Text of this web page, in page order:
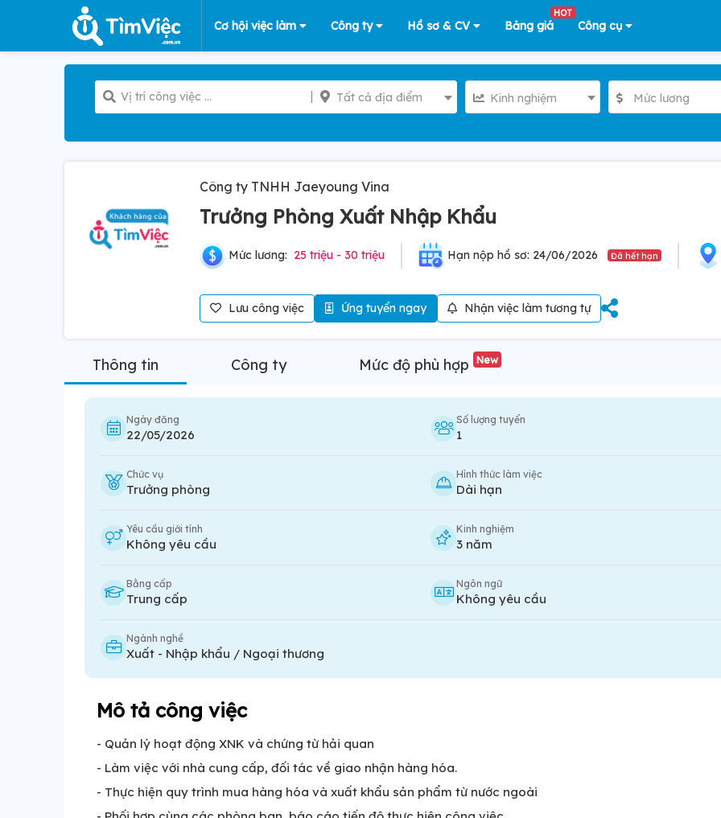
Cơ hội việc làm Công ty Hồ sơ & CV Bảng giá
HOT
Công cụ
Tất cả địa điểm Kinh nghiệm Mức lương
Công ty TNHH Jaeyoung Vina
Trưởng Phòng Xuất Nhập Khẩu
Mức lương: 25 triệu - 30 triệu Hạn nộp hồ sơ: 24/06/2026 Đã hết hạn
Lưu công việc Ứng tuyển ngay Nhận việc làm tương tự
Thông tin Công ty Mức độ phù hợp New
Ngày đăng
22/05/2026
Số lượng tuyển
1
Chức vụ
Trưởng phòng
Hình thức làm việc
Dài hạn
Yêu cầu giới tính
Không yêu cầu
Kinh nghiệm
3 năm
Bằng cấp
Trung cấp
Ngôn ngữ
Không yêu cầu
Ngành nghề
Xuất - Nhập khẩu / Ngoại thương
Mô tả công việc
- Quản lý hoạt động XNK và chứng từ hải quan
- Làm việc với nhà cung cấp, đối tác về giao nhận hàng hóa.
- Thực hiện quy trình mua hàng hóa và xuất khẩu sản phẩm từ nước ngoài